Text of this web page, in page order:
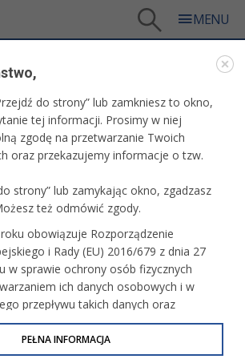
do strony” lub zamkniesz to okno,
tej informacji. Prosimy w niej
zgodę na przetwarzanie Twoich
oraz przekazujemy informacje o tzw.
strony” lub zamykając okno, zgadzasz
też odmówić zgody.
obowiązuje Rozporządzenie
i Rady (EU) 2016/679 z dnia 27
w sprawie ochrony osób fizycznych
ich danych osobowych i w
przepływu takich danych oraz
95/46/WE (określane jako RODO, GDPR
o Ochronie Danych
PEŁNA INFORMACJA